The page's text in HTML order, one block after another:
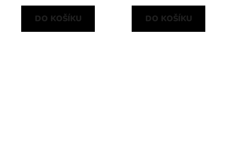
DO KOŠÍKU DO KOŠÍKU